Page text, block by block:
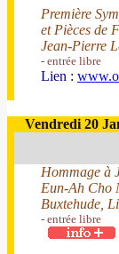
Première
et Pièces de
Jean-Pierre
- entrée libre
Lien :
Vendredi 20
Hommage à
Eun-Ah Cho
Buxtehude,
- entrée libre